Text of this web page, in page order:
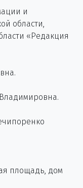
и
области,
«Редакция
площадь, дом